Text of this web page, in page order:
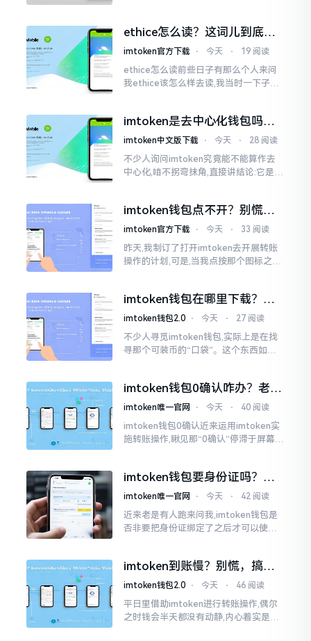
于网络连接状态
ethice怎么读？这词儿到底念
啥，别搞错了
imtoken官方下载 ⋅ 今天 ⋅ 19 阅读
ethice怎么读前些日子有那么个人来问
我ethice该怎么样去读,我当时一下子就
呢拼写方面却少了一个字母
imtoken是去中心化钱包吗？
看完这篇不踩坑
imtoken中文版下载 ⋅ 今天 ⋅ 28 阅读
不少人询问imtoken究竟能不能算作去
中心化,咱不拐弯抹角,直接讲结论:它是一
imtoken钱包点不开？别慌，
试试这几招
imtoken官方下载 ⋅ 今天 ⋅ 33 阅读
昨天,我制订了打开imtoken去开展转账
操作的计划,可是,当我点按那个图标之后,
imtoken钱包在哪里下载？老
手教你几招避坑
imtoken钱包2.0 ⋅ 今天 ⋅ 27 阅读
不少人寻觅imtoken钱包,实际上是在找
寻那个可装币的“口袋”。这个东西如今
持。
imtoken钱包0确认咋办？老手
教你几招快速解决
imtoken唯一官网 ⋅ 今天 ⋅ 40 阅读
imtoken钱包0确认近来运用imtoken实
施转账操作,瞅见那“0确认”停滞于屏幕之
你仅有干巴巴等待其一途。
imtoken钱包要身份证吗？别
慌，看完这篇就懂了
imtoken唯一官网 ⋅ 今天 ⋅ 42 阅读
近来老是有人跑来问我,imtoken钱包是
否非要把身份证绑定了之后才可以使用
清楚了
imtoken到账慢？别慌，搞懂
这几点比啥都强
imtoken钱包2.0 ⋅ 今天 ⋅ 46 阅读
平日里借助imtoken进行转账操作,偶尔
之时钱会半天都没有动静,内心着实是挺